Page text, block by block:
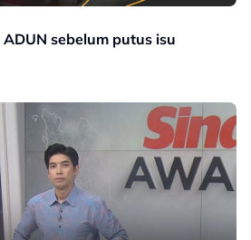
sebelum putus isu